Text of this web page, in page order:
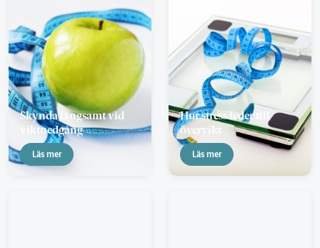
Skynda långsamt vid
viktnedgång
Läs mer
Hur stress leder till
övervikt
Läs mer